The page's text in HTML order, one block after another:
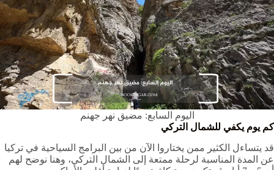
اليوم السابع: مضيق نهر جهنم
كم يوم يكفي للشمال التركي
قد يتساءل الكثير ممن يختاروا الآن من بين البرامج السياحية في تركيا
عن المدة المناسبة لرحلة ممتعة إلى الشمال التركي، وهنا نوضح لهم